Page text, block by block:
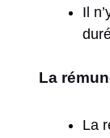
Il
La
La